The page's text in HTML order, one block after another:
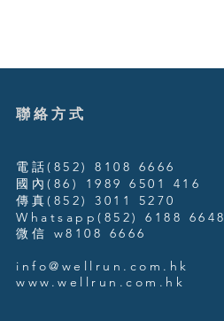
聯絡方式
電話(852) 8108 6666
​國內(86) 1989 6501 416
傳真(852) 3011 5270
Whatsapp(852) 6188 6648
​微信 w8108 6666
info@wellrun.com.hk
www.wellrun.com.hk